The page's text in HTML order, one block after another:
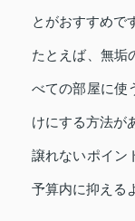
とがおすすめで
たとえば、無垢
べての部屋に使
けにする方法が
譲れないポイン
予算内に抑える